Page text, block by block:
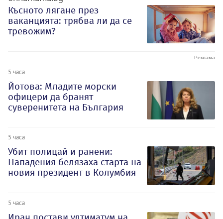
Късното лягане през
ваканцията: трябва ли да се
тревожим?
5 часа
Йотова: Младите морски
офицери да бранят
суверенитета на България
5 часа
Убит полицай и ранени:
Нападения белязаха старта на
новия президент в Колумбия
5 часа